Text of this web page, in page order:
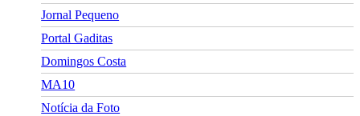
Jornal Pequeno
Portal Gaditas
Domingos Costa
MA10
Notícia da Foto